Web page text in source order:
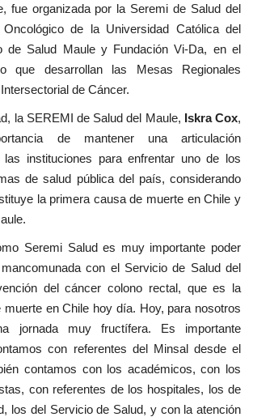
fue organizada por la Seremi de Salud del
de la Universidad Católica del
de Salud Maule y Fundación Vi-Da, en el
que desarrollan las Mesas Regionales
de Cáncer.
la SEREMI de Salud del Maule, Iskra Cox,
de mantener una articulación
las instituciones para enfrentar uno de los
de salud pública del país, considerando
la primera causa de muerte en Chile y
Seremi Salud es muy importante poder
con el Servicio de Salud del
del cáncer colono rectal, que es la
muerte en Chile hoy día. Hoy, para nosotros
jornada muy fructífera. Es importante
con referentes del Minsal desde el
contamos con los académicos, con los
con referentes de los hospitales, los de
los del Servicio de Salud, y con la atención